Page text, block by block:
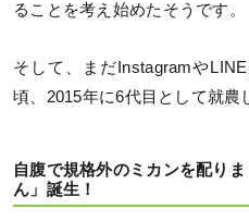
ることを考え始めたそうです。
そして、まだInstagramや
頃、2015年に6代目として就農
自腹で規格外のミカンを配り
ん」誕生！